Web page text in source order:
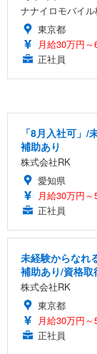
ナナイロモバイ
東京都
月給30万円～
正社員
「8月入社可」
補助あり
株式会社RK
愛知県
月給30万円
正社員
未経験からなれ
補助あり/資格取
株式会社RK
東京都
月給30万円
正社員